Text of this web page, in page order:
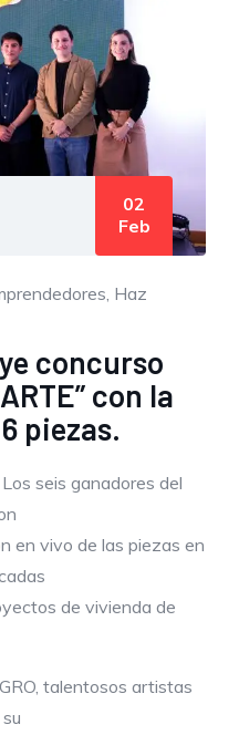
02
Feb
Haz
concurso
con la
piezas.
seis ganadores del
en vivo de las piezas en
de vivienda de
talentosos artistas